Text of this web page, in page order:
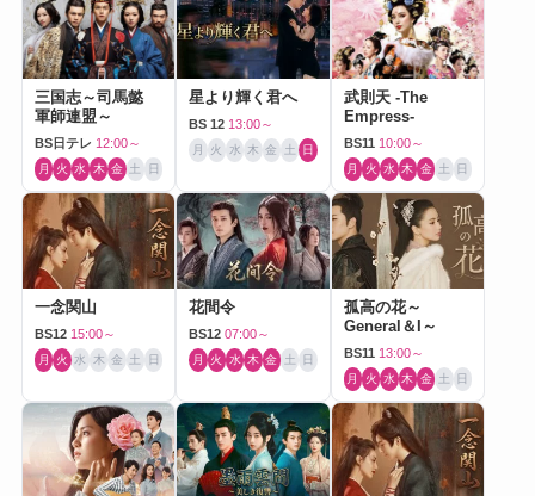
三国志～司馬懿
軍師連盟～
BS日テレ 12:00～
月 火 水 木 金 土 日
星より輝く君へ
BS 12 13:00～
月 火 水 木 金 土 日
武則天 -The
Empress-
BS11 10:00～
月 火 水 木 金 土 日
一念関山
BS12 15:00～
月 火 水 木 金 土 日
花間令
BS12 07:00～
月 火 水 木 金 土 日
孤高の花～
General＆I～
BS11 13:00～
月 火 水 木 金 土 日